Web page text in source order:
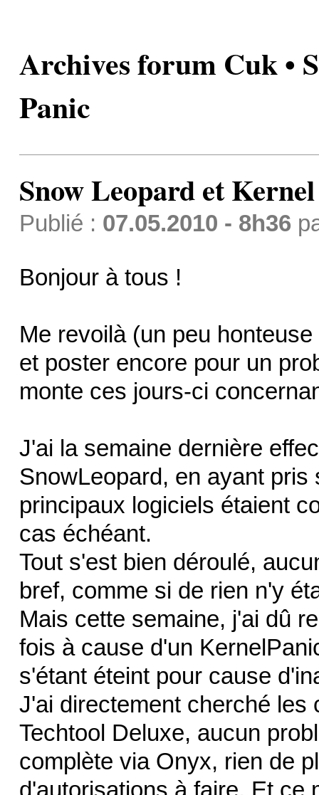
Archives forum Cuk •
Panic
Snow Leopard et
Publié : 07.05.2010 - 8h36
Bonjour à tous !
Me revoilà (un peu
et poster encore pour un
monte ces jours-ci
J'ai la semaine dernière
SnowLeopard, en ayant
principaux logiciels étaient
cas échéant.
Tout s'est bien déroulé,
bref, comme si de rien n'y
Mais cette semaine, j'ai dû
fois à cause d'un
s'étant éteint pour cause
J'ai directement cherché les
Techtool Deluxe, aucun
complète via Onyx, rien de